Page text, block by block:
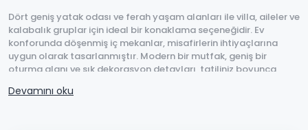
Dört geniş yatak odası ve ferah yaşam alanları ile villa, aileler ve
kalabalık gruplar için ideal bir konaklama seçeneğidir. Ev
konforunda döşenmiş iç mekanlar, misafirlerin ihtiyaçlarına
uygun olarak tasarlanmıştır. Modern bir mutfak, geniş bir
oturma alanı ve şık dekorasyon detayları, tatiliniz boyunca
güneşlenmek ya da açık havada keyifli vakit geçirmek isteyenler
Devamını oku